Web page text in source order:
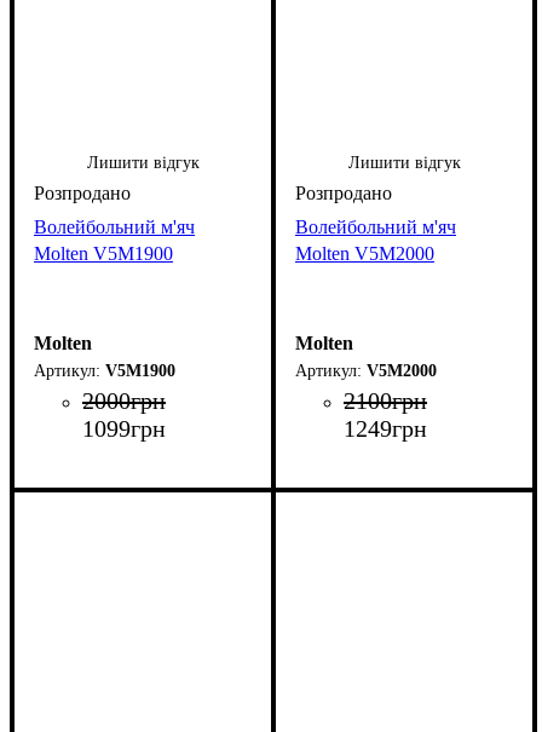
Лишити відгук
Волейбольний м'яч
Molten V5M1900
Molten
V5M1900
2000грн
1099грн
Лишити відгук
Волейбольний м'яч
Molten V5M2000
Molten
V5M2000
2100грн
1249грн